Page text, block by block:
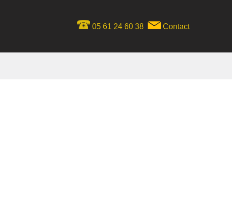
05 61 24 60 38 Contact